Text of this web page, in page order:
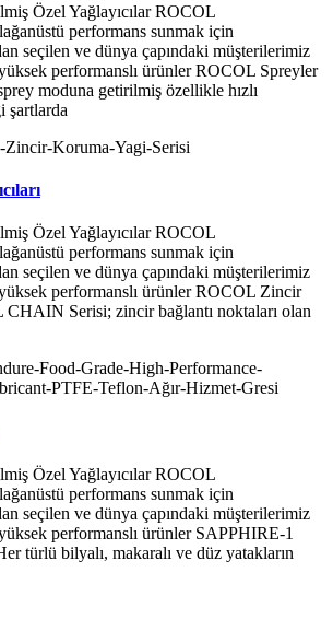
Özel Yağlayıcılar ROCOL
performans sunmak için
seçilen ve dünya çapındaki müşterilerimiz
performanslı ürünler ROCOL Spreyler
moduna getirilmiş özellikle hızlı
şartlarda
Özel Yağlayıcılar ROCOL
performans sunmak için
seçilen ve dünya çapındaki müşterilerimiz
performanslı ürünler ROCOL Zincir
CHAIN Serisi; zincir bağlantı noktaları olan
Özel Yağlayıcılar ROCOL
performans sunmak için
seçilen ve dünya çapındaki müşterilerimiz
performanslı ürünler SAPPHIRE-1
türlü bilyalı, makaralı ve düz yatakların